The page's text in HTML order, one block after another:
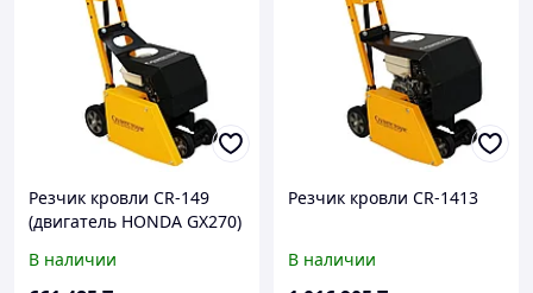
Резчик кровли CR-149
(двигатель HONDA GX270)
В наличии
Резчик кровли CR-1413
В наличии